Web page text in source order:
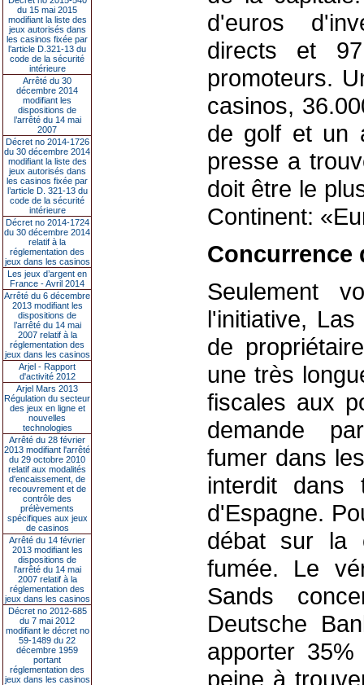
du 15 mai 2015
modifiant la liste des
jeux autorisés dans
les casinos fixée par
l’article D.321-13 du
code de la sécurité
intérieure
Arrêté du 30
décembre 2014
modifiant les
dispositions de
l’arrêté du 14 mai
2007
Décret no 2014-1726
du 30 décembre 2014
modifiant la liste des
jeux autorisés dans
les casinos fixée par
l’article D. 321-13 du
code de la sécurité
intérieure
Décret no 2014-1724
du 30 décembre 2014
relatif à la
réglementation des
jeux dans les casinos
Les jeux d’argent en
France - Avril 2014
Arrêté du 6 décembre
2013 modifiant les
dispositions de
l’arrêté du 14 mai
2007 relatif à la
réglementation des
jeux dans les casinos
Arjel - Rapport
d'activité 2012
Arjel Mars 2013
Régulation du secteur
des jeux en ligne et
nouvelles
technologies
Arrêté du 28 février
2013 modifiant l'arrêté
du 29 octobre 2010
relatif aux modalités
d'encaissement, de
recouvrement et de
contrôle des
prélèvements
spécifiques aux jeux
de casinos
Arrêté du 14 février
2013 modifiant les
dispositions de
l'arrêté du 14 mai
2007 relatif à la
réglementation des
jeux dans les casinos
Décret no 2012-685
du 7 mai 2012
modifiant le décret no
59-1489 du 22
décembre 1959
portant
réglementation des
jeux dans les casinos
d'euros
directs et
promoteurs.
casinos,
de golf et un
presse a
doit être le
Continent:
Concurrence
Seulement
l'initiative,
de
une très
fiscales aux
demande
fumer dans
interdit dans
d'Espagne.
débat sur la
fumée. Le
Sands
Deutsche
apporter
peine à